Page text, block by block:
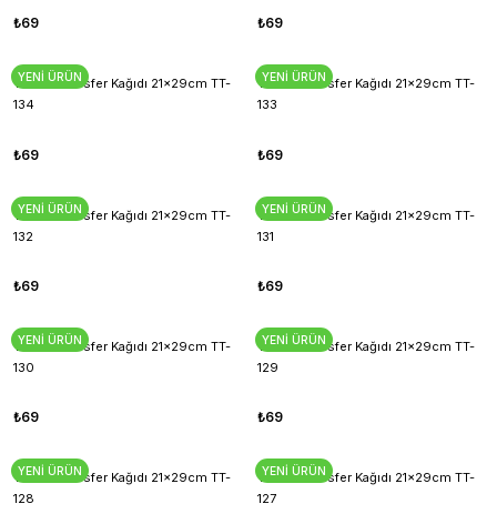
₺69 ₺69
YENİ ÜRÜN
T-Shirt Transfer Kağıdı 21x29cm TT-
134
₺69
YENİ ÜRÜN
T-Shirt Transfer Kağıdı 21x29cm TT-
133
₺69
YENİ ÜRÜN
T-Shirt Transfer Kağıdı 21x29cm TT-
132
₺69
YENİ ÜRÜN
T-Shirt Transfer Kağıdı 21x29cm TT-
131
₺69
YENİ ÜRÜN
T-Shirt Transfer Kağıdı 21x29cm TT-
130
₺69
YENİ ÜRÜN
T-Shirt Transfer Kağıdı 21x29cm TT-
129
₺69
YENİ ÜRÜN
T-Shirt Transfer Kağıdı 21x29cm TT-
128
YENİ ÜRÜN
T-Shirt Transfer Kağıdı 21x29cm TT-
127